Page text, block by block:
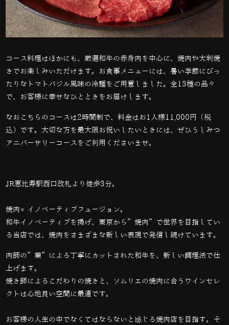
コース料理はほかにも、厳選和牛の赤身肉を中心に、焼肉や大判焼
きでお楽しみいただけます。お食事メニューには、暑い季節にぴっ
たりなトマトバジル風味の冷麺をご用意しました。全13種の品々
で、お客様に幸せなひとときをお届けします。
なおこちらのコースは2時間制で、料金はお1人様11,000円（税
込）です。大切な方を最大限お祝いしたいときには、ぜひうしみつ
アニバーサリーコースをご利用くださいませ。
JR恵比寿駅西口改札より徒歩3分。
焼肉×イノベーティブフュージョン。
和牛イノベーティブを掲げ、東京から”焼肉”で世界を目指してい
る当店では、焼肉をさまざまな新しい表現で発信し続けています。
肉師の”業”による丁寧にカットされた和牛を、新しい調理法で仕
上げます。
焼き師によるこだわりの焼きと、ソムリエの焼肉に合うワインセレ
クトは心地良い空間に最適です。
お客様の人生の中でなくてはならないと感じる焼肉店を目指す。そ